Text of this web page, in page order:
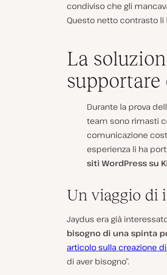
condiviso che gli
Questo netto contrasto li
La
Durante la prova
team sono rimasti
comunicazione
esperienza li ha
siti WordPress su
Un viaggio di
Jaydus era già
bisogno di una spinta
articolo sulla creazione
di aver bisogno”.